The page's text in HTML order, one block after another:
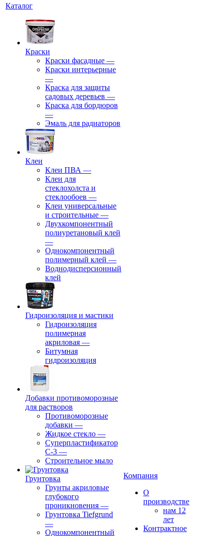
Каталог
Краски
Краски фасадные —
Краски интерьерные
—
Краска для защиты
садовых деревьев —
⁠Краска для бордюров
—
Эмаль для радиаторов
Клеи
Клеи ПВА —
Клеи для
стеклохолста и
стеклообоев —
Клеи универсальные
и строительные —
Двухкомпонентный
полиуретановый клей
—
Однокомпонентный
полимерный клей —
Воднодисперсионный
клей
Гидроизоляция и мастики
Гидроизоляция
полимерная
акриловая —
Битумная
гидроизоляция
Добавки противоморозные
для растворов
Противоморозные
добавки —
Жидкое стекло —
Суперпластификатор
С-3 —
Строительное мыло
Грунтовка
Грунты акриловые
глубокого
проникновения —
Грунтовка Tiefgrund
—
Однокомпонентный
Компания
О
производстве
нам 12
лет
Контрактное